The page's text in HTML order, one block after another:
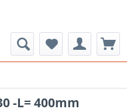
-L= 400mm